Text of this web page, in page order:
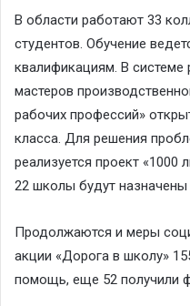
В области работают 33
студентов. Обучение
квалификациям. В системе
мастеров
рабочих профессий»
класса. Для решения
реализуется проект «1000
22 школы будут
Продолжаются и меры
акции «Дорога в школу»
помощь, еще 52 получили